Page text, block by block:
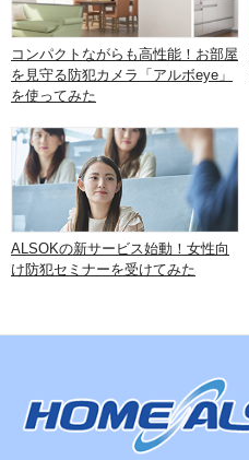
コンパクトながらも高性能！お部屋
を見守る防犯カメラ「アルボeye」
を使ってみた
ALSOKの新サービス始動！女性向
け防犯セミナーを受けてみた